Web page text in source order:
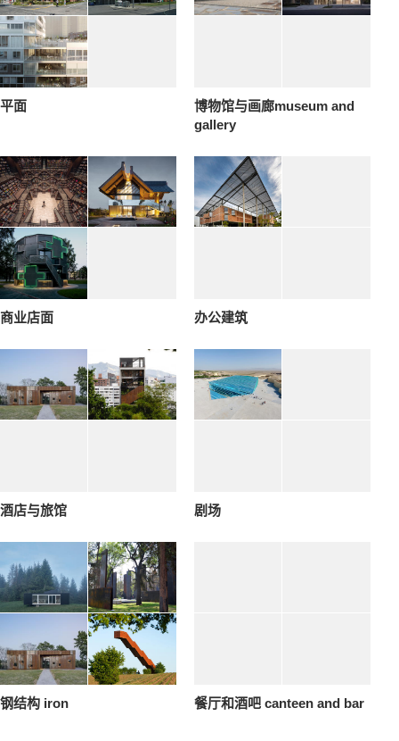
平面
博物馆与画廊museum and
gallery
商业店面 办公建筑
酒店与旅馆 剧场
钢结构 iron 餐厅和酒吧 canteen and bar